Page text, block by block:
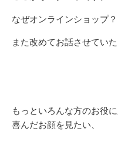
なぜオンラインショップ
また改めてお話させてい
もっといろんな方のお役
喜んだお顔を見たい、